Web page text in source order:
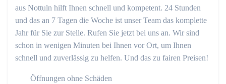
aus Nottuln hilft Ihnen schnell und kompetent. 24 Stunden
und das an 7 Tagen die Woche ist unser Team das komplette
Jahr für Sie zur Stelle. Rufen Sie jetzt bei uns an. Wir sind
schon in wenigen Minuten bei Ihnen vor Ort, um Ihnen
schnell und zuverlässig zu helfen. Und das zu fairen Preisen!
Öffnungen ohne Schäden